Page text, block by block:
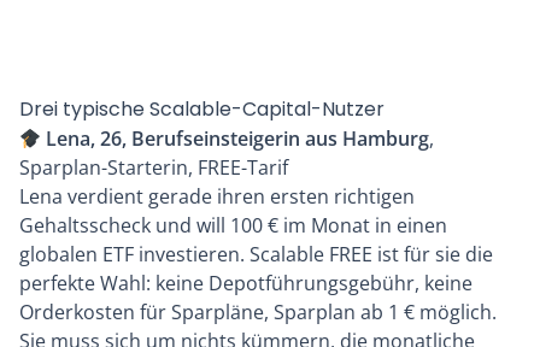
Drei typische Scalable-Capital-Nutzer
Lena, 26, Berufseinsteigerin aus Hamburg,
Sparplan-Starterin, FREE-Tarif
Lena verdient gerade ihren ersten richtigen
Gehaltsscheck und will 100 € im Monat in einen
globalen ETF investieren. Scalable FREE ist für sie die
perfekte Wahl: keine Depotführungsgebühr, keine
Orderkosten für Sparpläne, Sparplan ab 1 € möglich.
Sie muss sich um nichts kümmern, die monatliche